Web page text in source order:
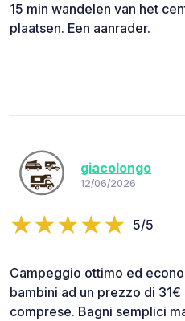
15 min wandelen van het
plaatsen. Een aanrader.
giacolongo
12/06/2026
5/5
Campeggio ottimo ed
bambini ad un prezzo di
comprese. Bagni semplici